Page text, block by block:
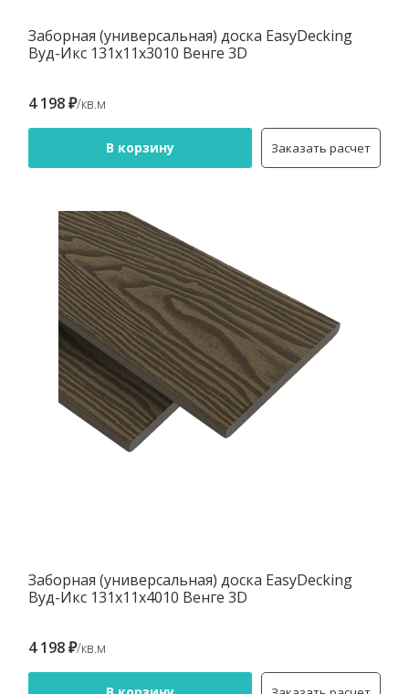
Заборная (универсальная) доска EasyDecking
Вуд-Икс 131х11х3010 Венге 3D
4 198 ₽/кв.м
В корзину Заказать расчет
Заборная (универсальная) доска EasyDecking
Вуд-Икс 131х11х4010 Венге 3D
4 198 ₽/кв.м